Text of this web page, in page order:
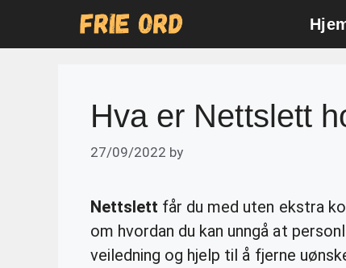
Hva er Nettslett
27/09/2022 by
Nettslett får du med uten ekstra
om hvordan du kan unngå at
veiledning og hjelp til å fjerne